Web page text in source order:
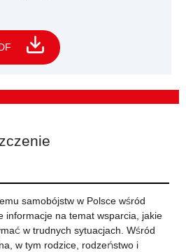
samobójstw w Polsce wśród
informacje na temat wsparcia, jakie
w trudnych sytuacjach. Wśród
w tym rodzice, rodzeństwo i